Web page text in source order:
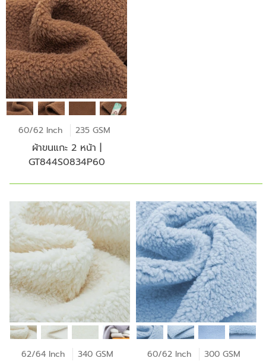
60/62 Inch 235 GSM
ผ้าขนแกะ 2 หน้า |
GT844S0834P60
62/64 Inch 340 GSM 60/62 Inch 300 GSM